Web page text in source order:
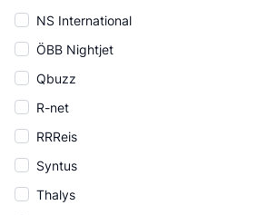
NS International
ÖBB Nightjet
Qbuzz
R-net
RRReis
Syntus
Thalys